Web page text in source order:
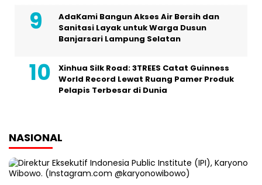
AdaKami Bangun Akses Air Bersih dan
Sanitasi Layak untuk Warga Dusun
Banjarsari Lampung Selatan
Xinhua Silk Road: 3TREES Catat Guinness
World Record Lewat Ruang Pamer Produk
Pelapis Terbesar di Dunia
NASIONAL